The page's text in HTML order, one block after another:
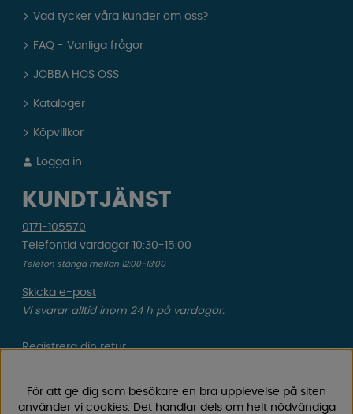
Vad tycker våra kunder om oss?
FAQ - Vanliga frågor
JOBBA HOS OSS
Kataloger
Köpvillkor
Logga in
KUNDTJÄNST
0171-105570
Telefontid vardagar 10:30-15:00
Telefon stängd mellan 12:00-13:00
Skicka e-post
Vi svarar alltid inom 24 h på vardagar.
Registrera din retur
Registrera din reklamation
För att ge dig som besökare en bra upplevelse på siten
använder vi cookies. Det handlar dels om helt nödvändiga